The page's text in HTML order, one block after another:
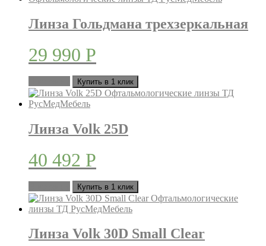
Линза Гольдмана трехзеркальная
29 990 Р
Купить в 1 клик
Линза Volk 25D
40 492 Р
Купить в 1 клик
Линза Volk 30D Small Clear